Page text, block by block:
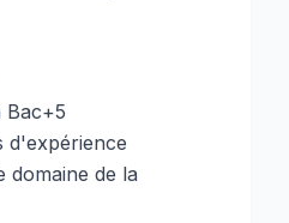
Bac+5
d'expérience
domaine de la